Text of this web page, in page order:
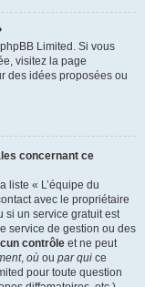
Limited. Si vous
visitez la page
des idées proposées ou
concernant ce
liste « L’équipe du
avec le propriétaire
si un service gratuit est
service de gestion ou des
contrôle et ne peut
, où ou par qui ce
pour toute question